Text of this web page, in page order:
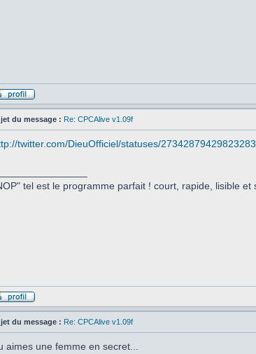
du message : Re: CPCAlive v1.09f
twitter.com/DieuOfficiel/statuses/
tel est le programme parfait ! court, rapide, lisible et
du message : Re: CPCAlive v1.09f
aimes une femme en secret...